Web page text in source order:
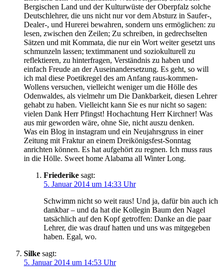
Bergischen Land und der Kulturwüste der Oberpfalz solche
Deutschlehrer, die uns nicht nur vor dem Absturz in Saufer-,
Dealer-, und Hurerei bewahren, sondern uns ermöglichen: zu
lesen, zwischen den Zeilen; Zu schreiben, in gedrechselten
Sätzen und mit Kommata, die nur ein Wort weiter gesetzt uns
schmunzeln lassen; textimmanent und soziokulturell zu
reflektieren, zu hinterfragen, Verständnis zu haben und
einfach Freude an der Auseinandersetzung. Es geht, so will
ich mal diese Poetikregel des am Anfang raus-kommen-
Wollens versuchen, vielleicht weniger um die Hölle des
Odenwaldes, als vielmehr um Die Dankbarkeit, diesen Lehrer
gehabt zu haben. Vielleicht kann Sie es nur nicht so sagen:
vielen Dank Herr Pfingst! Hochachtung Herr Kirchner! Was
aus mir geworden wäre, ohne Sie, nicht auszu denken.
Was ein Blog in instagram und ein Neujahrsgruss in einer
Zeitung mit Fraktur an einem Dreikönigsfest-Sonntag
anrichten können. Es hat aufgehört zu regnen. Ich muss raus
in die Hölle. Sweet home Alabama all Winter Long.
Friederike sagt:
5. Januar 2014 um 14:33 Uhr
Schwimm nicht so weit raus! Und ja, dafür bin auch ich
dankbar – und da hat die Kollegin Baum den Nagel
tatsächlich auf den Kopf getroffen: Danke an die paar
Lehrer, die was drauf hatten und uns was mitgegeben
haben. Egal, wo.
Silke sagt:
5. Januar 2014 um 14:53 Uhr